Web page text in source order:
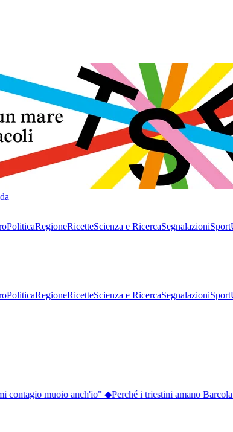
PoliticaRegioneRicetteScienza e RicercaSegnalazioniSport
PoliticaRegioneRicetteScienza e RicercaSegnalazioniSport
muoio anch'io"◆Perché i triestini amano Barcola